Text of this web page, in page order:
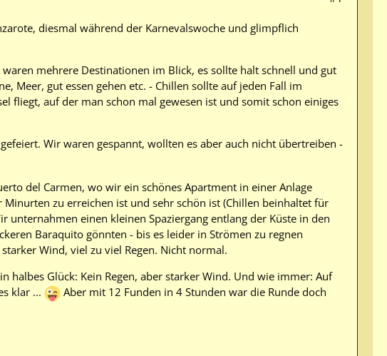
diesmal während der Karnevalswoche und glimpflich
mehrere Destinationen im Blick, es sollte halt schnell und gut
Meer, gut essen gehen etc. - Chillen sollte auf jeden Fall im
fliegt, auf der man schon mal gewesen ist und somit schon einiges
Wir waren gespannt, wollten es aber auch nicht übertreiben -
del Carmen, wo wir ein schönes Apartment in einer Anlage
zu erreichen ist und sehr schön ist (Chillen beinhaltet für
einen kleinen Spaziergang entlang der Küste in den
Baraquito gönnten - bis es leider in Strömen zu regnen
Wind, viel zu viel Regen. Nicht normal.
Glück: Kein Regen, aber starker Wind. Und wie immer: Auf
klar ...
Aber mit 12 Funden in 4 Stunden war die Runde doch